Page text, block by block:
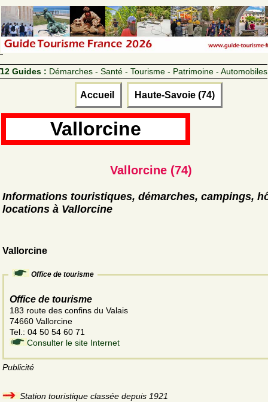
12 Guides : Démarches - Santé - Tourisme - Patrimoine - Automobiles
Accueil Haute-Savoie (74)
Vallorcine
Vallorcine (74)
Informations touristiques, démarches, campings,
locations à Vallorcine
Vallorcine
Office de tourisme
Office de tourisme
183 route des confins du Valais
74660 Vallorcine
Tel.: 04 50 54 60 71
Consulter le site Internet
Publicité
Station touristique classée depuis 1921